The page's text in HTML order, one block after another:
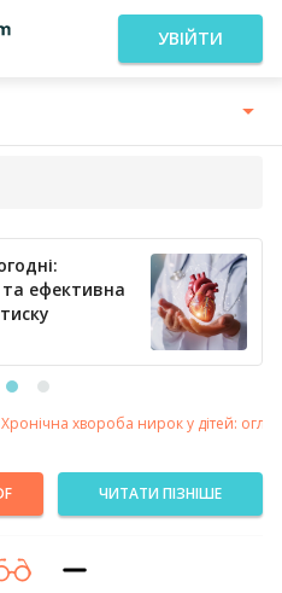
УВІЙТИ
ефективна
Хронічна хвороба нирок у дітей:
ЧИТАТИ ПІЗНІШЕ